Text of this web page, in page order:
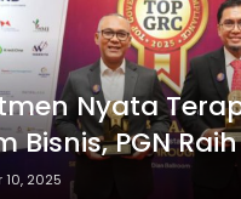
Nyata
Bisnis, PGN Raih
2025
10, 2025